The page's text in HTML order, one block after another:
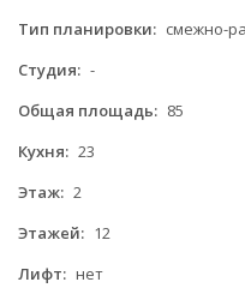
Тип планировки: смежно-
Студия: -
Общая площадь: 85
Кухня: 23
Этаж: 2
Этажей: 12
Лифт: нет